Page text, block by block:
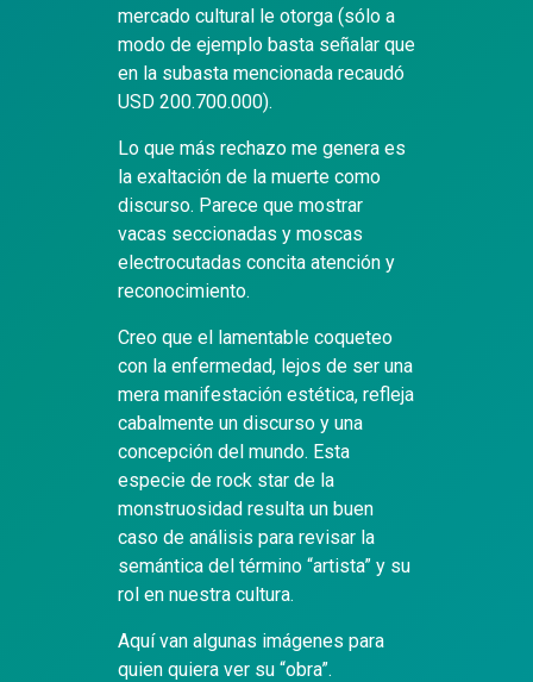
mercado cultural le otorga (sólo a
modo de ejemplo basta señalar que
en la subasta mencionada recaudó
USD 200.700.000).
Lo que más rechazo me genera es
la exaltación de la muerte como
discurso. Parece que mostrar
vacas seccionadas y moscas
electrocutadas concita atención y
reconocimiento.
Creo que el lamentable coqueteo
con la enfermedad, lejos de ser una
mera manifestación estética, refleja
cabalmente un discurso y una
concepción del mundo. Esta
especie de rock star de la
monstruosidad resulta un buen
caso de análisis para revisar la
semántica del término “artista” y su
rol en nuestra cultura.
Aquí van algunas imágenes para
quien quiera ver su “obra”.